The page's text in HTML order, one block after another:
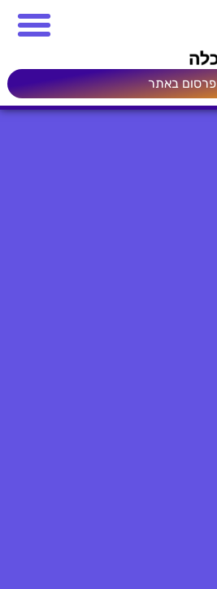
פרסום באתר